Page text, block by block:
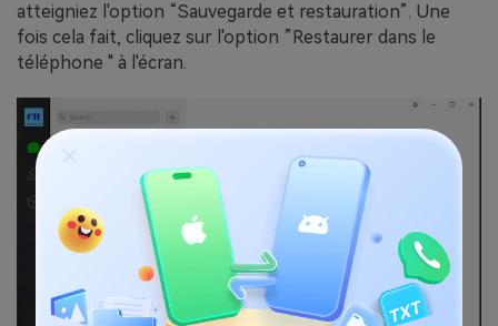
atteigniez l'option “Sauvegarde et restauration”. Une
fois cela fait, cliquez sur l'option ”Restaurer dans le
téléphone " à l'écran.